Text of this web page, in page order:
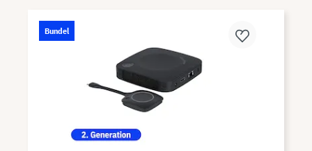
Bundel